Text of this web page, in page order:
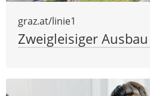
graz.at/linie1
Zweigleisiger